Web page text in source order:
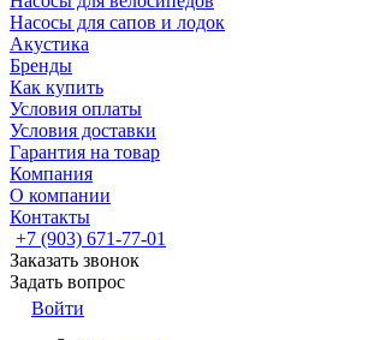
Насосы для сапов и лодок
Акустика
Бренды
Как купить
Условия оплаты
Условия доставки
Гарантия на товар
Компания
О компании
Контакты
+7 (903) 671-77-01
Заказать звонок
Задать вопрос
Войти